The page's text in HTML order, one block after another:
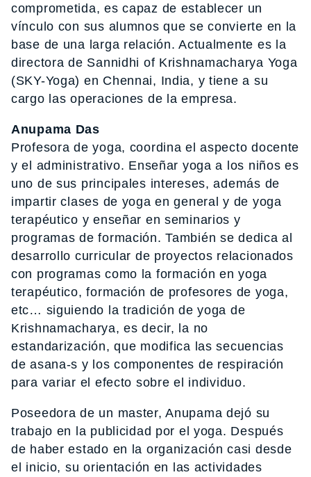
comprometida, es capaz de establecer un
vínculo con sus alumnos que se convierte en la
base de una larga relación. Actualmente es la
directora de Sannidhi of Krishnamacharya Yoga
(SKY-Yoga) en Chennai, India, y tiene a su
cargo las operaciones de la empresa.
Anupama Das
Profesora de yoga, coordina el aspecto docente
y el administrativo. Enseñar yoga a los niños es
uno de sus principales intereses, además de
impartir clases de yoga en general y de yoga
terapéutico y enseñar en seminarios y
programas de formación. También se dedica al
desarrollo curricular de proyectos relacionados
con programas como la formación en yoga
terapéutico, formación de profesores de yoga,
etc… siguiendo la tradición de yoga de
Krishnamacharya, es decir, la no
estandarización, que modifica las secuencias
de asana-s y los componentes de respiración
para variar el efecto sobre el individuo.
Poseedora de un master, Anupama dejó su
trabajo en la publicidad por el yoga. Después
de haber estado en la organización casi desde
el inicio, su orientación en las actividades